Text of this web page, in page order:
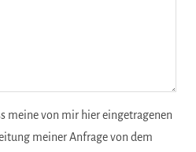
meine von mir hier eingetragenen
meiner Anfrage von dem